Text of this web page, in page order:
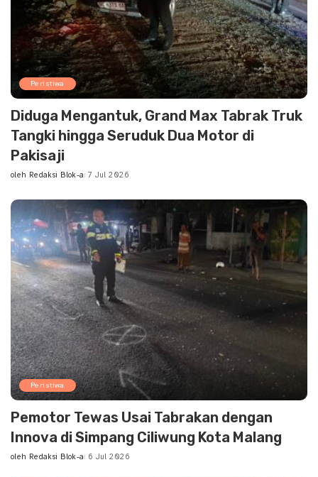
Peristiwa
Diduga Mengantuk, Grand Max Tabrak Truk
Tangki hingga Seruduk Dua Motor di
Pakisaji
Posted
oleh Redaksi Blok-a 7 Jul 2026
Peristiwa
Pemotor Tewas Usai Tabrakan dengan
Innova di Simpang Ciliwung Kota Malang
Posted
oleh Redaksi Blok-a 6 Jul 2026